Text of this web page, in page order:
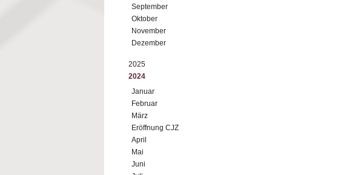
September
Oktober
November
Dezember
2025
2024
Januar
Februar
März
Eröffnung CJZ
April
Mai
Juni